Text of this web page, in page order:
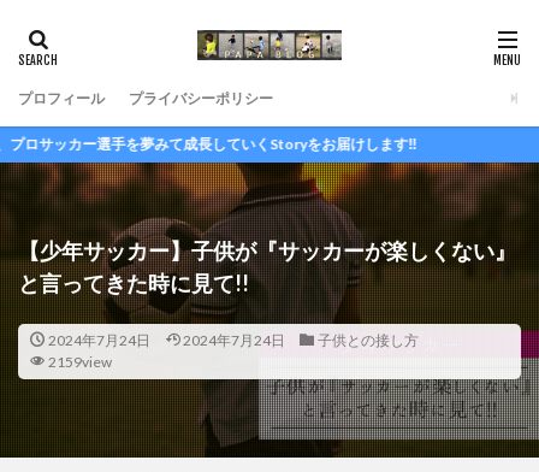
プロフィール プライバシーポリシー
ていくStoryをお届けします‼
【少年サッカー】子供が『サッカーが楽しくない』
と言ってきた時に見て!!
2024年7月24日 2024年7月24日
子供との接し方
2159view